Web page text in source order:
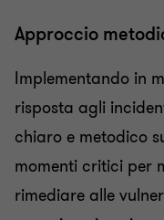
Approccio
Implementando in
risposta agli
chiaro e metodico
momenti critici per
rimediare alle